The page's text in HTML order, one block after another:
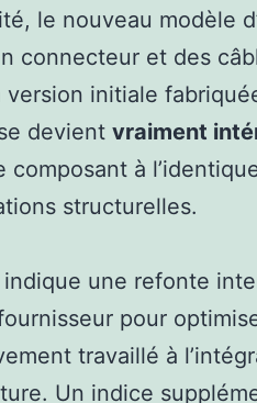
le nouveau modèle
connecteur et des
version initiale
devient vraiment
à
structurelles.
une refonte
pour
travaillé à
Un indice